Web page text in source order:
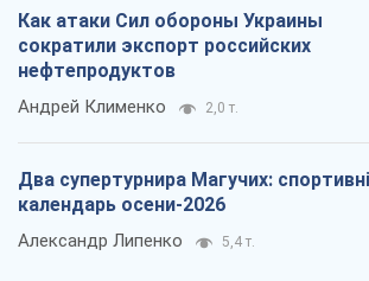
Как атаки Сил обороны Украины
сократили экспорт российских
нефтепродуктов
Андрей Клименко 2,0 т.
Два супертурнира Магучих:
календарь осени-2026
Александр Липенко 5,4 т.